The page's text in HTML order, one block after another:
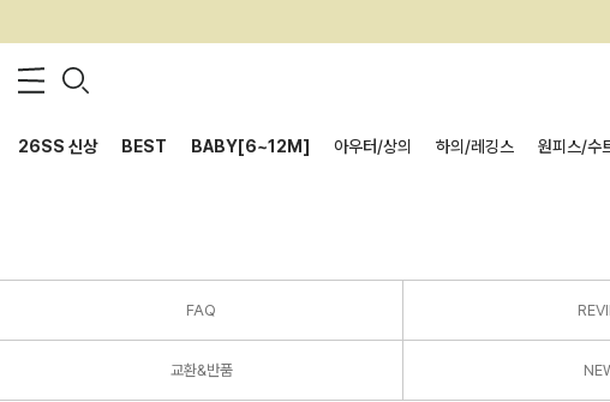
26SS 신상 BEST BABY[6~12M] 아우터/상의 하의/레깅스 원피스/수
FAQ
교환&반품